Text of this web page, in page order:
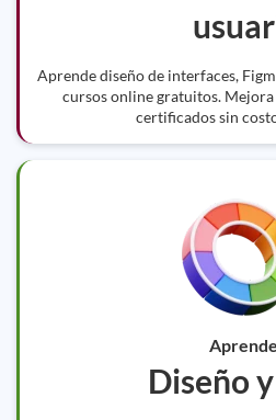
Aprende diseño de interfaces,
cursos online gratuitos.
certificados sin
Diseño